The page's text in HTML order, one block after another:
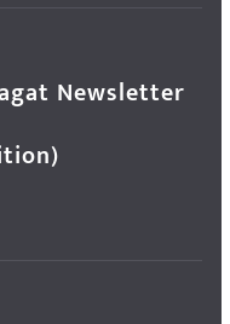
Newsletter